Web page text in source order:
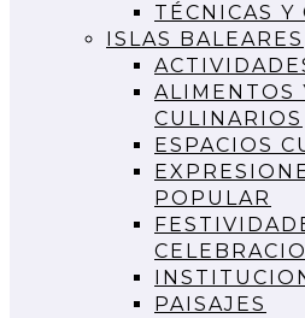
TÉCNICAS Y
ISLAS BALEARES
ALIMENTOS
CULINARIOS
ESPACIOS
POPULAR
PAISAJES